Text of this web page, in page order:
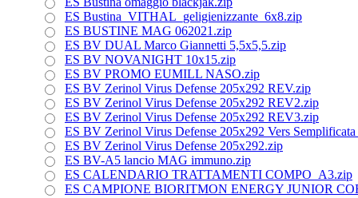
ES Bustina_VITHAL_geligienizzante_6x8.zip
ES BUSTINE MAG 062021.zip
ES BV DUAL Marco Giannetti 5,5x5,5.zip
ES BV NOVANIGHT 10x15.zip
ES BV PROMO EUMILL NASO.zip
ES BV Zerinol Virus Defense 205x292 REV.zip
ES BV Zerinol Virus Defense 205x292 REV2.zip
ES BV Zerinol Virus Defense 205x292 REV3.zip
ES BV Zerinol Virus Defense 205x292 Vers
ES BV Zerinol Virus Defense 205x292.zip
ES BV-A5 lancio MAG immuno.zip
ES CALENDARIO TRATTAMENTI COMPO_A3.zip
ES CAMPIONE BIORITMON ENERGY JUNIOR